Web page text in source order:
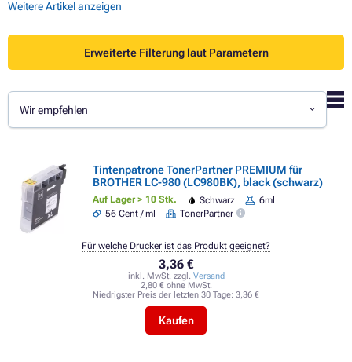
Weitere Artikel anzeigen
Erweiterte Filterung laut Parametern
Wir empfehlen
Tintenpatrone TonerPartner PREMIUM für
BROTHER LC-980 (LC980BK), black (schwarz)
Auf Lager > 10 Stk. Schwarz
6ml
56 Cent / ml
TonerPartner
3,36 €
inkl. MwSt. zzgl. Versand
2,80 € ohne MwSt.
Niedrigster Preis der letzten 30 Tage: 3,36 €
Kaufen
Für welche Drucker ist das Produkt geeignet?